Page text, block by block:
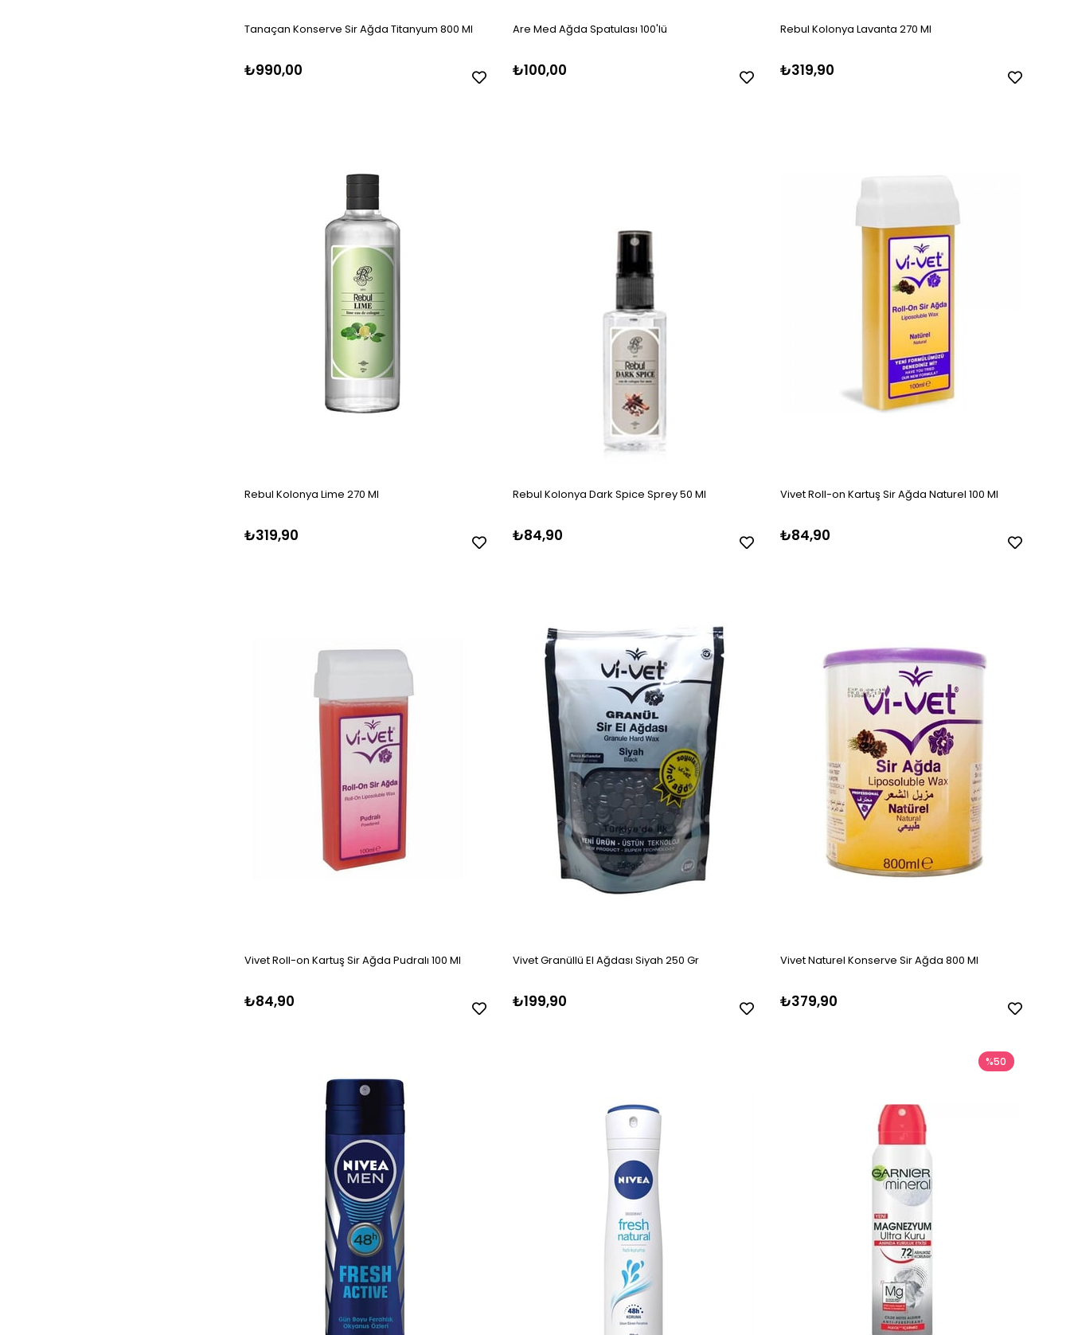
Tanaçan Konserve Sir Ağda Titanyum 800 Ml
₺990,00
Are Med Ağda Spatulası 100'lü
₺100,00
Rebul Kolonya Lavanta 270 Ml
₺319,90
Rebul Kolonya Lime 270 Ml
₺319,90
Rebul Kolonya Dark Spice Sprey 50 Ml
₺84,90
Vivet Roll-on Kartuş Sir Ağda Naturel 100 Ml
₺84,90
Vivet Roll-on Kartuş Sir Ağda Pudralı 100 Ml
₺84,90
Vivet Granüllü El Ağdası Siyah 250 Gr
₺199,90
Vivet Naturel Konserve Sir Ağda 800 Ml
₺379,90
%50